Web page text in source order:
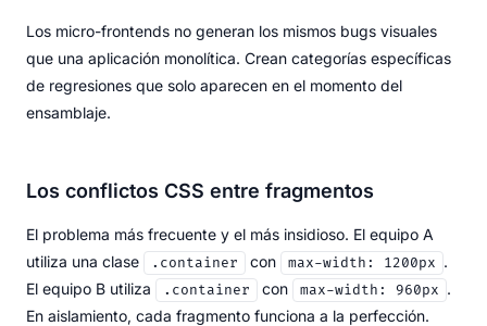
Los micro-frontends no generan los mismos bugs visuales
que una aplicación monolítica. Crean categorías específicas
de regresiones que solo aparecen en el momento del
ensamblaje.
Los conflictos CSS entre fragmentos
El problema más frecuente y el más insidioso. El equipo A
utiliza una clase
.container con max-width: 1200px .
El equipo B utiliza
.container con max-width: 960px .
En aislamiento, cada fragmento funciona a la perfección.